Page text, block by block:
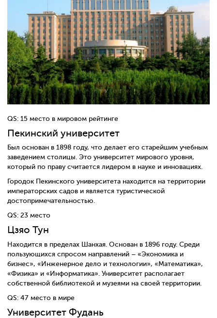
QS: 15 место в мировом рейтинге
Пекинский университет
Был основан в 1898 году, что делает его старейшим учебным
заведением столицы. Это университет мирового уровня,
который по праву считается лидером в науке и инновациях.
Городок Пекинского университета находится на территории
императорских садов и является туристической
достопримечательностью.
QS: 23 место
Цзяо Тун
Находится в пределах Шанхая. Основан в 1896 году. Среди
пользующихся спросом направлений – «Экономика и
бизнес», «Инженерное дело и технологии», «Математика»,
«Физика» и «Информатика». Университет располагает
собственной библиотекой и музеями на своей территории.
QS: 47 место в мире
Университет Фудань